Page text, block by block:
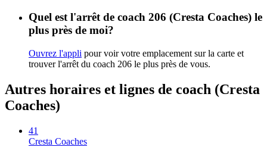
Quel est l'arrêt de coach 206 (Cresta Coaches) le
plus près de moi?
Ouvrez l'appli pour voir votre emplacement sur la carte et
trouver l'arrêt du coach 206 le plus près de vous.
Autres horaires et lignes de coach (Cresta
Coaches)
41
Cresta Coaches